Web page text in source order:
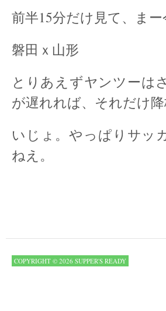
前半15分だけ見て、ま
磐田ｘ山形
とりあえずヤンツーは
が遅れれば、それだけ
いじょ。やっぱりサッ
ねえ。
COPYRIGHT © 2026 SUPPER'S READY